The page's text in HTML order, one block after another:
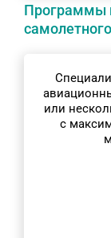
Программы
или
с